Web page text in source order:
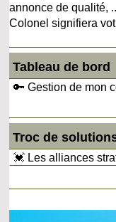
annonce de qualité,
Colonel signifiera
Tableau de bord
🔑 Gestion de mon
Troc de
💓 Les alliances